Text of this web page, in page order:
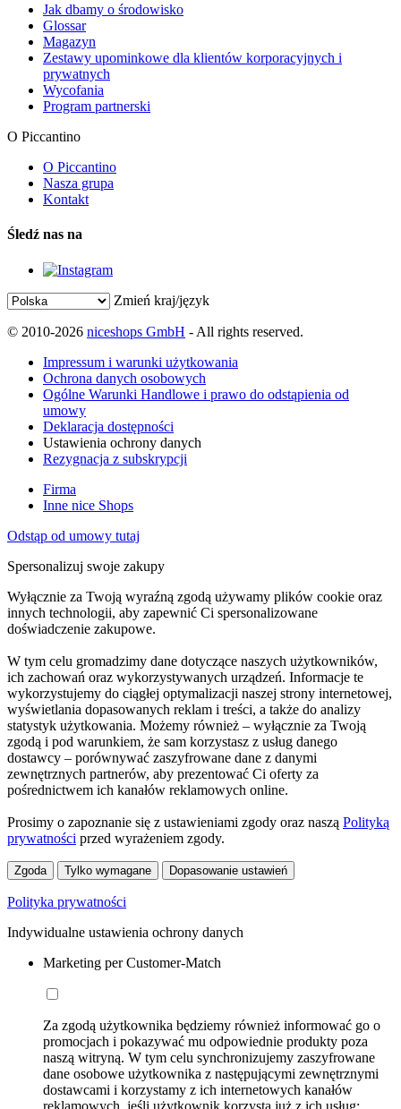
Jak dbamy o środowisko
Glossar
Magazyn
Zestawy upominkowe dla klientów korporacyjnych i
prywatnych
Wycofania
Program partnerski
O Piccantino
O Piccantino
Nasza grupa
Kontakt
Śledź nas na
Zmień kraj/język
© 2010-2026 niceshops GmbH - All rights reserved.
Impressum i warunki użytkowania
Ochrona danych osobowych
Ogólne Warunki Handlowe i prawo do odstąpienia od
umowy
Deklaracja dostępności
Ustawienia ochrony danych
Rezygnacja z subskrypcji
Firma
Inne nice Shops
Odstąp od umowy tutaj
Spersonalizuj swoje zakupy
Wyłącznie za Twoją wyraźną zgodą używamy plików cookie oraz
innych technologii, aby zapewnić Ci spersonalizowane
doświadczenie zakupowe.
W tym celu gromadzimy dane dotyczące naszych użytkowników,
ich zachowań oraz wykorzystywanych urządzeń. Informacje te
wykorzystujemy do ciągłej optymalizacji naszej strony internetowej,
wyświetlania dopasowanych reklam i treści, a także do analizy
statystyk użytkowania. Możemy również – wyłącznie za Twoją
zgodą i pod warunkiem, że sam korzystasz z usług danego
dostawcy – porównywać zaszyfrowane dane z danymi
zewnętrznych partnerów, aby prezentować Ci oferty za
pośrednictwem ich kanałów reklamowych online.
Prosimy o zapoznanie się z ustawieniami zgody oraz naszą Polityką
prywatności przed wyrażeniem zgody.
Zgoda Tylko wymagane Dopasowanie ustawień
Polityka prywatności
Indywidualne ustawienia ochrony danych
Marketing per Customer-Match
Za zgodą użytkownika będziemy również informować go o
promocjach i pokazywać mu odpowiednie produkty poza
naszą witryną. W tym celu synchronizujemy zaszyfrowane
dane osobowe użytkownika z następującymi zewnętrznymi
dostawcami i korzystamy z ich internetowych kanałów
reklamowych, jeśli użytkownik korzysta już z ich usług: